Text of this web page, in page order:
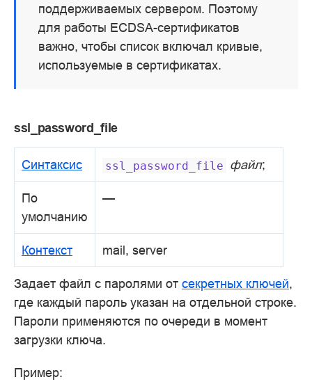
поддерживаемых сервером. Поэтому
для работы ECDSA-сертификатов
важно, чтобы список включал кривые,
используемые в сертификатах.
ssl_password_file
Синтаксис ssl_password_file файл;
По
умолчанию
—
Контекст mail, server
Задает файл с паролями от секретных ключей,
где каждый пароль указан на отдельной строке.
Пароли применяются по очереди в момент
загрузки ключа.
Пример: